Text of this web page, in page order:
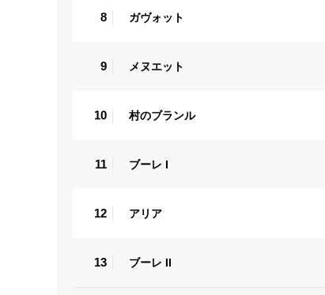
8 ガヴォット
9 メヌエット
10 村のブランル
11 ブーレ I
12 アリア
13 ブーレ II